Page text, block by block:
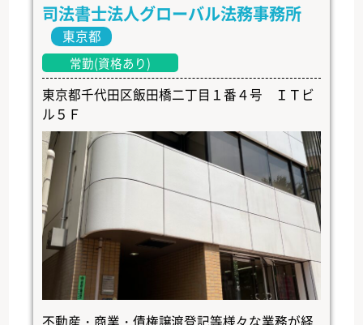
司法書士法人グローバル法務事務所
東京都
常勤(資格あり)
東京都千代田区飯田橋二丁目１番４号 ＩＴビ
ル５Ｆ